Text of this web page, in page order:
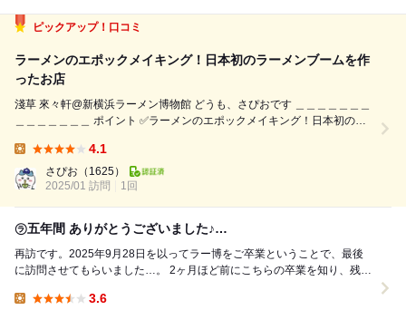
ピックアップ！口コミ
ラーメンのエポックメイキング！日本初のラーメンブームを作
ったお店
淺草 來々軒@新横浜ラーメン博物館 どうも、さぴおです ＿＿＿＿＿＿＿
製法まで再現したラーメンブーム開闢の味わい！ ✅『支那そばや』
×『來々軒』×ラーメン...
4.1
さぴお （1625）
2025/01 訪問
1回
㋶五年間 ありがとうございました♪…
再訪です。2025年9月28日を以ってラー博をご卒業ということで、最後
に訪問させてもらいました…。 2ヶ月ほど前にこちらの卒業を知り、残念
3.6